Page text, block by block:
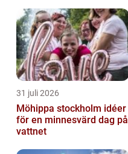
31 juli 2026
Möhippa stockholm idéer
för en minnesvärd dag på
vattnet